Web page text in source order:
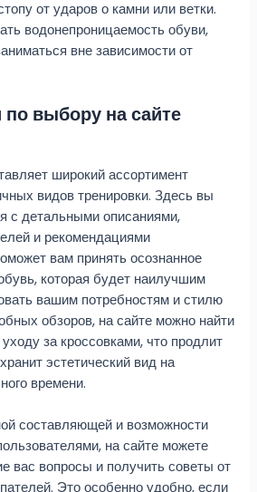
от ударов о камни или ветки.
водонепроницаемость обуви,
вне зависимости от
выбору на сайте
широкий ассортимент
видов тренировки. Здесь вы
с детальными описаниями,
и рекомендациями
вам принять осознанное
которая будет наилучшим
вашим потребностям и стилю
обзоров, на сайте можно найти
за кроссовками, что продлит
эстетический вид на
времени.
составляющей и возможности
на сайте можете
вас вопросы и получить советы от
Это особенно удобно, если